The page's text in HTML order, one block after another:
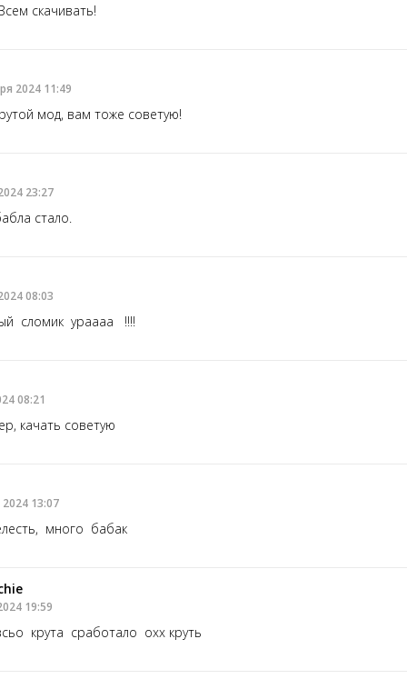
скачивать!
2024 11:49
мод, вам тоже советую!
23:27
стало.
08:03
сломик ураааа !!!!
08:21
качать советую
13:07
много бабак
19:59
крута сработало охх круть